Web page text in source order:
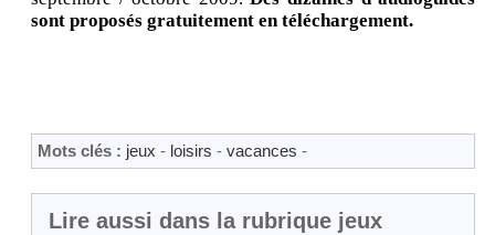
sont proposés gratuitement en téléchargement.
Mots clés : jeux - loisirs - vacances -
Lire aussi dans la rubrique jeux